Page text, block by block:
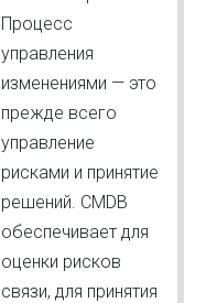
Процесс
управления
изменениями — это
прежде всего
управление
рисками и принятие
решений. CMDB
обеспечивает для
оценки рисков
связи, для принятия